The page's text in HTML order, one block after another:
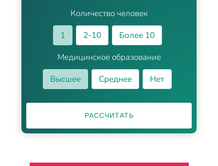
Количество человек
1
2-10
Более 10
Медицинское образование
Высшее
Среднее Нет
РАССЧИТАТЬ